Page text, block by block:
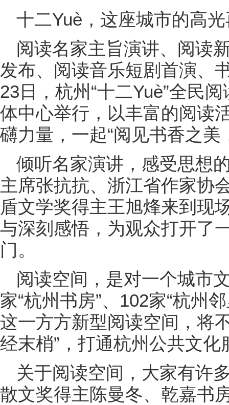
十二Yuè，这座城市的高光
阅读名家主旨演讲、阅读
发布、阅读音乐短剧首演
23日，杭州“十二Yuè”全民
体中心举行，以丰富的阅读
礴力量，一起“阅见书香之美
倾听名家演讲，感受思想
主席张抗抗、浙江省作家协
盾文学奖得主王旭烽来到现
与深刻感悟，为观众打开了
门。
阅读空间，是对一个城市
家“杭州书房”、102家“杭州
这一方方新型阅读空间，将
经末梢”，打通杭州公共文化
关于阅读空间，大家有许
散文奖得主陈曼冬、乾嘉书